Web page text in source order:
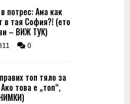
потрес: Ама как
в тая София?! (ето
– ВИЖ ТУК)
0
топ тяло за
това е „топ“,